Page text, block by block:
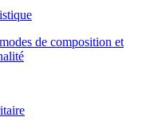
de composition et